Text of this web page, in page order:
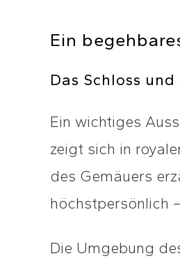
Ein
Das Schloss
Ein wichtiges
zeigt sich in
des Gemäuers
höchstpersönlich
Die Umgebung